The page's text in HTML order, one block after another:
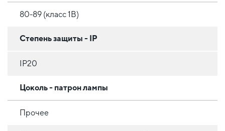
80-89 (класс 1B)
Степень защиты - IP
IP20
Цоколь - патрон лампы
Прочее